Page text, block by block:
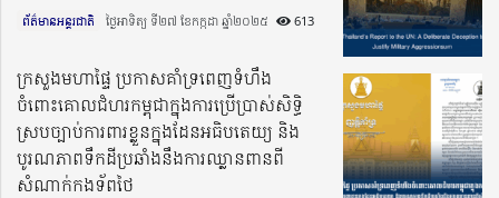
ព័ត៌មានអន្តរជាតិ ថ្ងៃអាទិត្យ ទី២៧ ខែកក្កដា ឆ្នាំ២០២៥​ 613
ក្រសួងមហាផ្ទៃ ប្រកាសគាំទ្រពេញទំហឹង
ចំពោះគោលជំហរកម្ពុជាក្នុងការប្រើប្រាស់សិទ្ធិ
ស្របច្បាប់ការពារខ្លួនក្នុងដែនអធិបតេយ្យ និង
បូរណភាពទឹកដីប្រឆាំងនឹងការឈ្លានពានពី
សំណាក់កងទ័ពថៃ